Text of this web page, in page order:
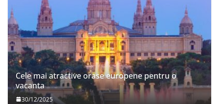
Cele mai atractive orase europene pentru o
vacanta
30/12/2025